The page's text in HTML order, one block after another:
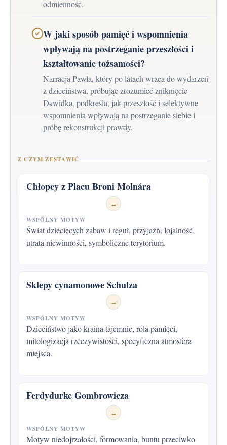
odmienność.
W jaki sposób pamięć i wspomnienia
wpływają na postrzeganie przeszłości i
kształtowanie tożsamości?
Narracja Pawła, który po latach wraca do wydarzeń
z dzieciństwa, próbując zrozumieć zniknięcie
Dawidka, podkreśla, jak przeszłość i selektywne
wspomnienia wpływają na postrzeganie siebie i
próbę rekonstrukcji prawdy.
Z CZYM ZESTAWIĆ
Chłopcy z Placu Broni Molnára
↔
WSPÓLNY MOTYW
Świat dziecięcych zabaw i reguł, przyjaźń, lojalność,
utrata niewinności, symboliczne terytorium.
Sklepy cynamonowe Schulza
↔
WSPÓLNY MOTYW
Dzieciństwo jako kraina tajemnic, rola pamięci,
mitologizacja rzeczywistości, specyficzna atmosfera
miejsca.
Ferdydurke Gombrowicza
↔
WSPÓLNY MOTYW
Motyw niedojrzałości, formowania, buntu przeciwko